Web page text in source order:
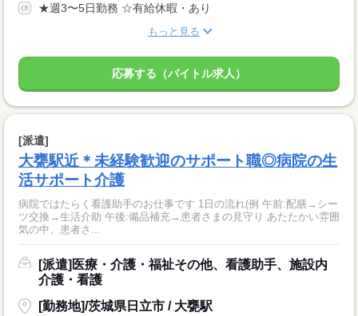
★週3〜5日勤務 ☆有給休暇・あり
もっと見る
応募する（バイトル求人）
[派遣]
大甕駅近＊未経験歓迎のサポート職◎病院の生
活サポート介護
病院ではたらく看護助手のお仕事です 1日の流れ(例 午前:配膳→シー
ツ交換→生活介助 午後:備品補充→患者さまの見守り あたたかい雰囲
気の中、患者さ...
[派遣]医療・介護・福祉その他、看護助手、施設内
介護・看護
[勤務地]/茨城県日立市 / 大甕駅